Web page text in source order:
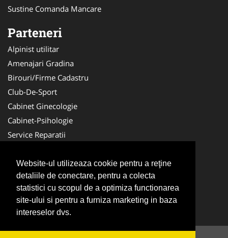
Website-ul utilizeaza cookie pentru a reţine
detaliile de conectare, pentru a colecta
statistici cu scopul de a optimiza functionarea
site-ului si pentru a furniza marketing in baza
intereselor dvs.
Sustine Comanda Mancare
Parteneri
Alpinist utilitar
Amenajari Gradina
Birouri/Firme Cadastru
Club-De-Sport
Cabinet Ginecologie
Cabinet-Psihologie
Service Reparatii
Nuntas
Medici Familie
Acupunctura
Antichitati Galerie